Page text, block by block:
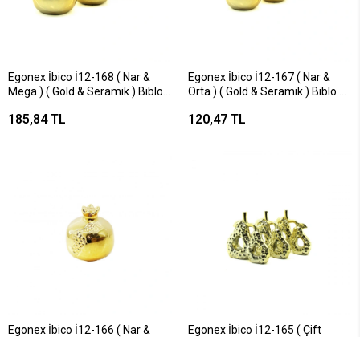
Egonex İbico İ12-168 ( Nar &
Mega ) ( Gold & Seramik ) Biblo
185,84 TL
Egonex İbico İ12-167 ( Nar &
Orta ) ( Gold & Seramik ) Biblo &
120,47 TL
Egonex İbico İ12-166 ( Nar &
Egonex İbico İ12-165 ( Çift